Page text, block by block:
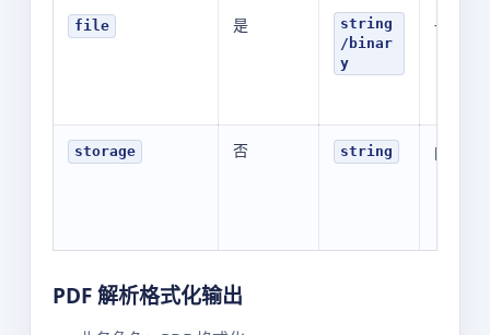
file 是
string
/binar
y
-
storage 否 string public
PDF 解析格式化输出